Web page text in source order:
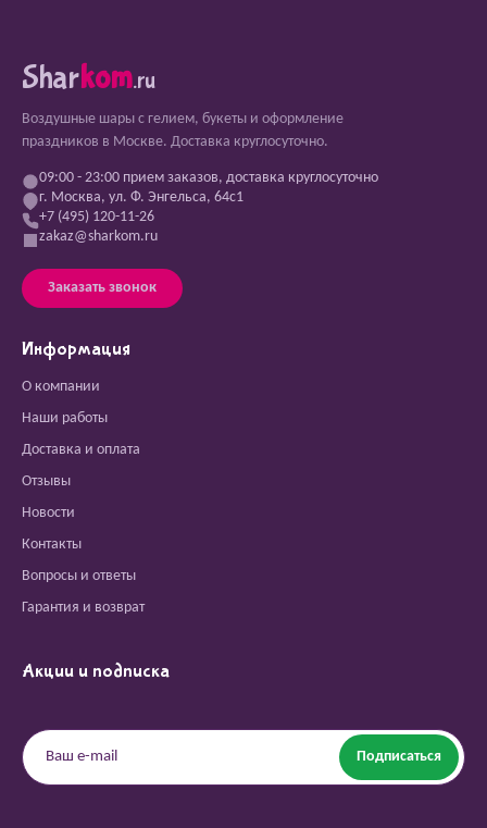
Sharkom.ru
Воздушные шары с гелием, букеты и оформление
праздников в Москве. Доставка круглосуточно.
09:00 - 23:00 прием заказов, доставка круглосуточно
г. Москва, ул. Ф. Энгельса, 64с1
+7 (495) 120-11-26
zakaz@sharkom.ru
Заказать звонок
Информация
О компании
Наши работы
Доставка и оплата
Отзывы
Новости
Контакты
Вопросы и ответы
Гарантия и возврат
Акции и подписка
Подписаться